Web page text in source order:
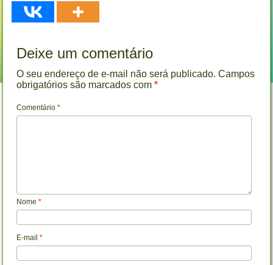
Deixe um comentário
O seu endereço de e-mail não será publicado. Campos
obrigatórios são marcados com*
Comentário*
Nome*
E-mail*